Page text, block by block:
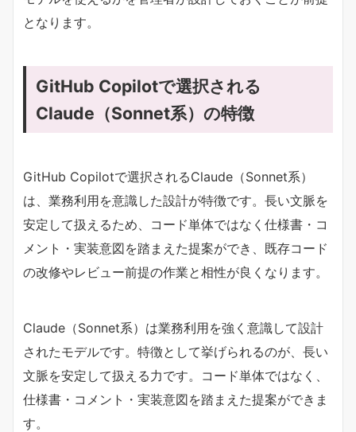
となります。
GitHub Copilotで選択される
Claude（Sonnet系）の特徴
GitHub Copilotで選択されるClaude（Sonnet系）
は、業務利用を意識した設計が特徴です。長い文脈を
安定して扱えるため、コード単体ではなく仕様書・コ
メント・実装意図を踏まえた提案ができ、既存コード
の改修やレビュー前提の作業と相性が良くなります。
Claude（Sonnet系）は業務利用を強く意識して設計
されたモデルです。特徴として挙げられるのが、長い
文脈を安定して扱える力です。コード単体ではなく、
仕様書・コメント・実装意図を踏まえた提案ができま
す。